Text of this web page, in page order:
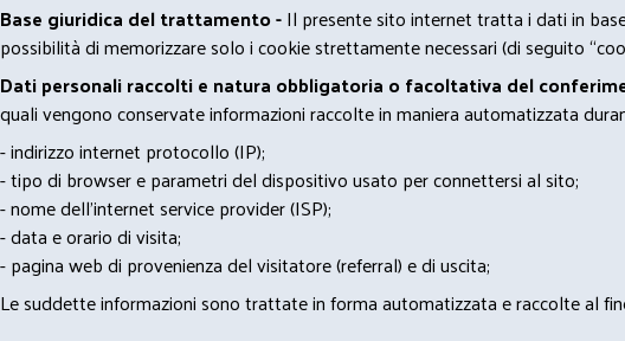
Base giuridica del trattamento -Il presente sito internet tratta i dati in
possibilità di memorizzare solo i cookie strettamente necessari (di seguito
Dati personali raccolti e natura obbligatoria o facoltativa del
quali vengono conservate informazioni raccolte in maniera automatizzata
- indirizzo internet protocollo (IP);
- tipo di browser e parametri del dispositivo usato per connettersi al sito;
- nome dell'internet service provider (ISP);
- data e orario di visita;
- pagina web di provenienza del visitatore (referral) e di uscita;
Le suddette informazioni sono trattate in forma automatizzata e raccolte al